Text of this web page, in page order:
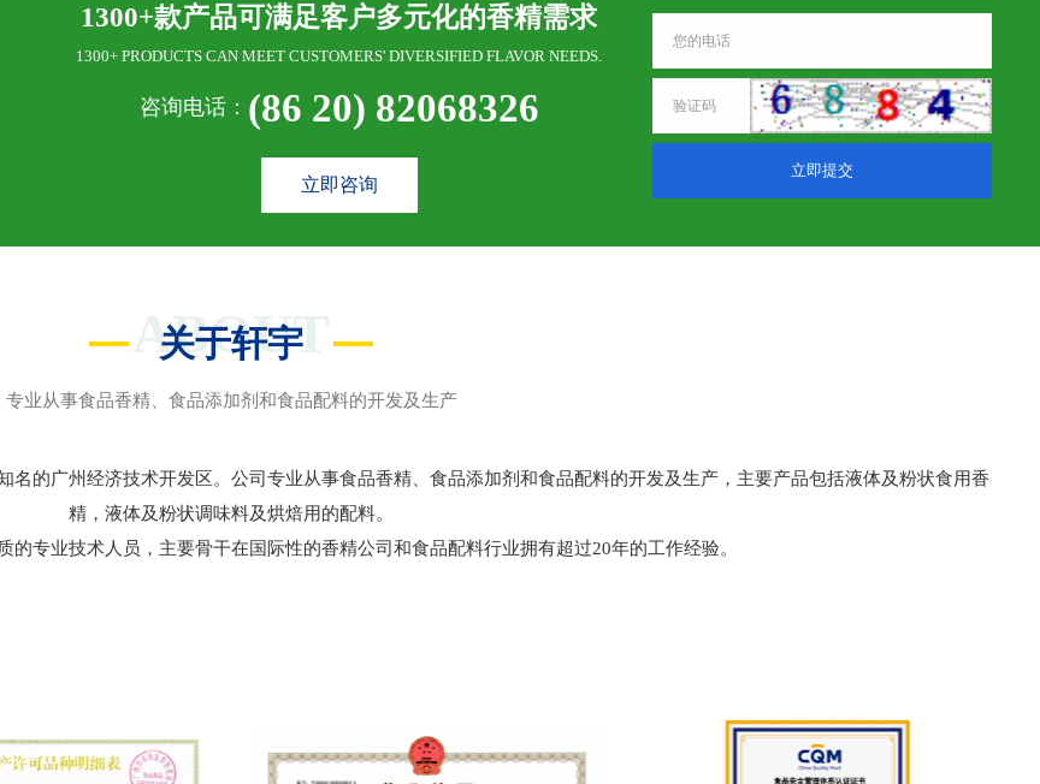
1300+款产品可满足客户多元化的香精需求
1300+ PRODUCTS CAN MEET CUSTOMERS' DIVERSIFIED FLAVOR NEEDS.
咨询电话： (86 20) 82068326
立即咨询
立即提交
ABOUT
关于轩宇
专业从事食品香精、食品添加剂和食品配料的开发及生产
的广州经济技术开发区。公司专业从事食品香精、食品添加剂和食品配料的开发及生产，主要产品包括液体及粉状食用香
精，液体及粉状调味料及烘焙用的配料。
的专业技术人员，主要骨干在国际性的香精公司和食品配料行业拥有超过20年的工作经验。